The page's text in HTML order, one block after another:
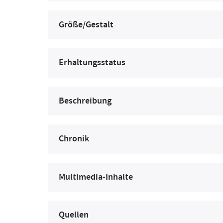
Größe/Gestalt
Erhaltungsstatus
Beschreibung
Chronik
Multimedia-Inhalte
Quellen